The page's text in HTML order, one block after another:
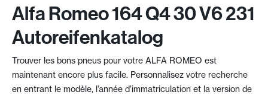
Alfa Romeo 164 Q4 30 V6 231
Autoreifenkatalog
Trouver les bons pneus pour votre ALFA ROMEO est
maintenant encore plus facile. Personnalisez votre recherche
en entrant le modèle, l’année d’immatriculation et la version de